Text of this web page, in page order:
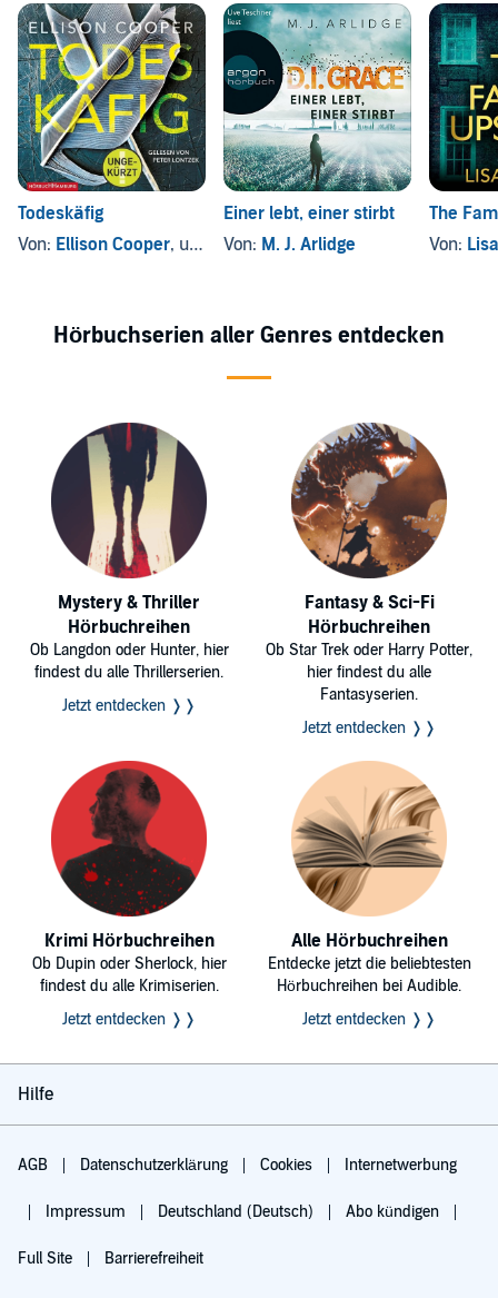
Todeskäfig
Von: Ellison Cooper, und andere
Einer lebt, einer stirbt
Von: M. J. Arlidge
The
Von:
Hörbuchserien aller Genres entdecken
Mystery & Thriller
Hörbuchreihen
Ob Langdon oder Hunter, hier
findest du alle Thrillerserien.
Jetzt entdecken ❭❭
Fantasy & Sci-Fi
Hörbuchreihen
Ob Star Trek oder Harry Potter,
hier findest du alle
Fantasyserien.
Jetzt entdecken ❭❭
Krimi Hörbuchreihen
Ob Dupin oder Sherlock, hier
findest du alle Krimiserien.
Jetzt entdecken ❭❭
Alle Hörbuchreihen
Entdecke jetzt die beliebtesten
Hörbuchreihen bei Audible.
Jetzt entdecken ❭❭
Hilfe
AGB Datenschutzerklärung Cookies Internetwerbung
Impressum Deutschland (Deutsch) Abo kündigen
Full Site Barrierefreiheit